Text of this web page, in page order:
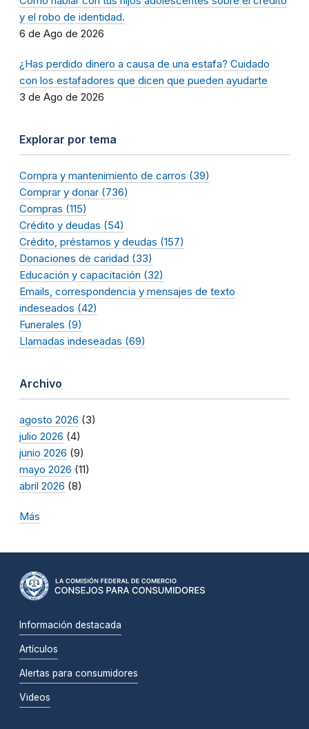
y el robo de identidad.
6 de Ago de 2026
¿Has perdido dinero a causa de una estafa? Cuidado
con los estafadores que dicen que pueden ayudarte
3 de Ago de 2026
Explorar por tema
Compra y mantenimiento de carros (39)
Comprar y donar (736)
Compras (115)
Crédito y deudas (54)
Crédito, préstamos y deudas (157)
Donaciones de caridad (33)
Educación y capacitación (32)
Emails, correspondencia y mensajes de texto
indeseados (42)
Funerales (9)
Llamadas indeseadas (69)
Archivo
agosto 2026 (3)
julio 2026 (4)
junio 2026 (9)
mayo 2026 (11)
abril 2026 (8)
Más
Información destacada
Artículos
Alertas para consumidores
Videos